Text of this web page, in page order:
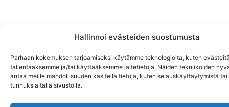
Hallinnoi evästeiden suostumusta
Parhaan kokemuksen tarjoamiseksi käytämme teknologioita, kuten
tallentaaksemme ja/tai käyttääksemme laitetietoja. Näiden tekniikoiden
antaa meille mahdollisuuden käsitellä tietoja, kuten selauskäyttäytymistä
tunnuksia tällä sivustolla.